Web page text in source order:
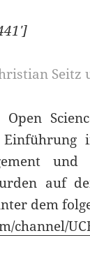
Seitz
Open
auf
dem
channel/